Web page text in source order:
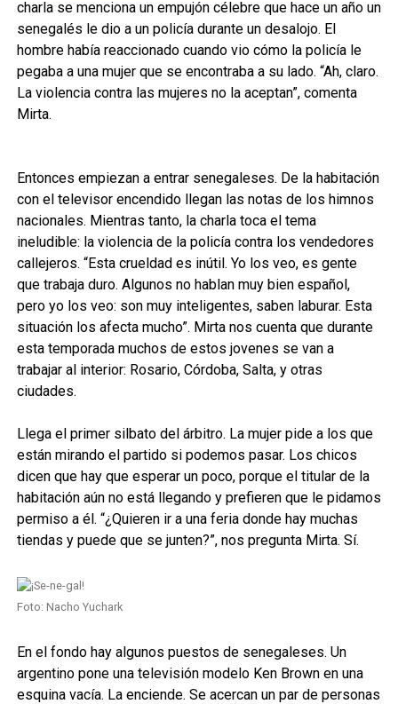
charla se menciona un empujón célebre que hace un año un
senegalés le dio a un policía durante un desalojo. El
hombre había reaccionado cuando vio cómo la policía le
pegaba a una mujer que se encontraba a su lado. “Ah, claro.
La violencia contra las mujeres no la aceptan”, comenta
Mirta.
Entonces empiezan a entrar senegaleses. De la habitación
con el televisor encendido llegan las notas de los himnos
nacionales. Mientras tanto, la charla toca el tema
ineludible: la violencia de la policía contra los vendedores
callejeros. “Esta crueldad es inútil. Yo los veo, es gente
que trabaja duro. Algunos no hablan muy bien español,
pero yo los veo: son muy inteligentes, saben laburar. Esta
situación los afecta mucho”. Mirta nos cuenta que durante
esta temporada muchos de estos jovenes se van a
trabajar al interior: Rosario, Córdoba, Salta, y otras
ciudades.
Llega el primer silbato del árbitro. La mujer pide a los que
están mirando el partido si podemos pasar. Los chicos
dicen que hay que esperar un poco, porque el titular de la
habitación aún no está llegando y prefieren que le pidamos
permiso a él. “¿Quieren ir a una feria donde hay muchas
tiendas y puede que se junten?”, nos pregunta Mirta. Sí.
Foto: Nacho Yuchark
En el fondo hay algunos puestos de senegaleses. Un
argentino pone una televisión modelo Ken Brown en una
esquina vacía. La enciende. Se acercan un par de personas